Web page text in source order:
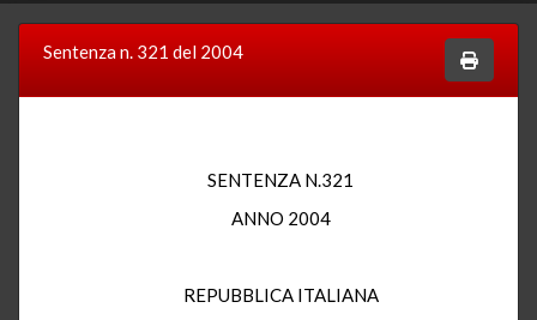
Sentenza n. 321 del 2004
SENTENZA N.321
ANNO 2004
REPUBBLICA ITALIANA